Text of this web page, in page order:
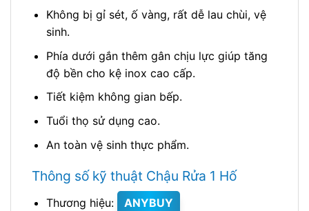
Không bị gỉ sét, ố vàng, rất dễ lau chùi, vệ
sinh.
Phía dưới gắn thêm gân chịu lực giúp tăng
độ bền cho kệ inox cao cấp.
Tiết kiệm không gian bếp.
Tuổi thọ sử dụng cao.
An toàn vệ sinh thực phẩm.
Thông số kỹ thuật Chậu Rửa 1 Hố
Thương hiệu: ANYBUY